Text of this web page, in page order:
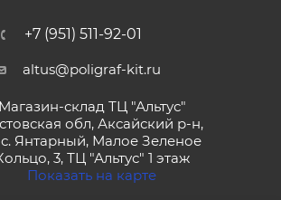
+7 (951) 511-92-01
altus@poligraf-kit.ru
Магазин-склад ТЦ "Альтус"
обл, Аксайский р-н,
Янтарный, Малое Зеленое
3, ТЦ "Альтус" 1 этаж
Показать на карте